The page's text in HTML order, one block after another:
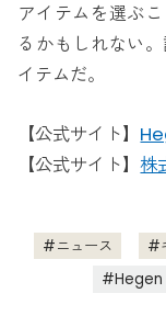
アイテムを選ぶ
るかもしれない
イテムだ。
【公式サイト】
【公式サイト】株
ニュース
Hegen